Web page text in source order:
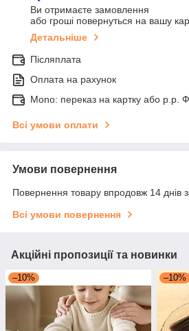
Ви отримаєте замовлення
або гроші повернуться на вашу
Детальніше
Післяплата
Оплата на рахунок
Mono: переказ на картку або р.р.
Всі умови оплати
Умови повернення
Повернення товару впродовж 14 днів
Всі умови повернення
Акційні пропозиції та новинки
–10% –10%